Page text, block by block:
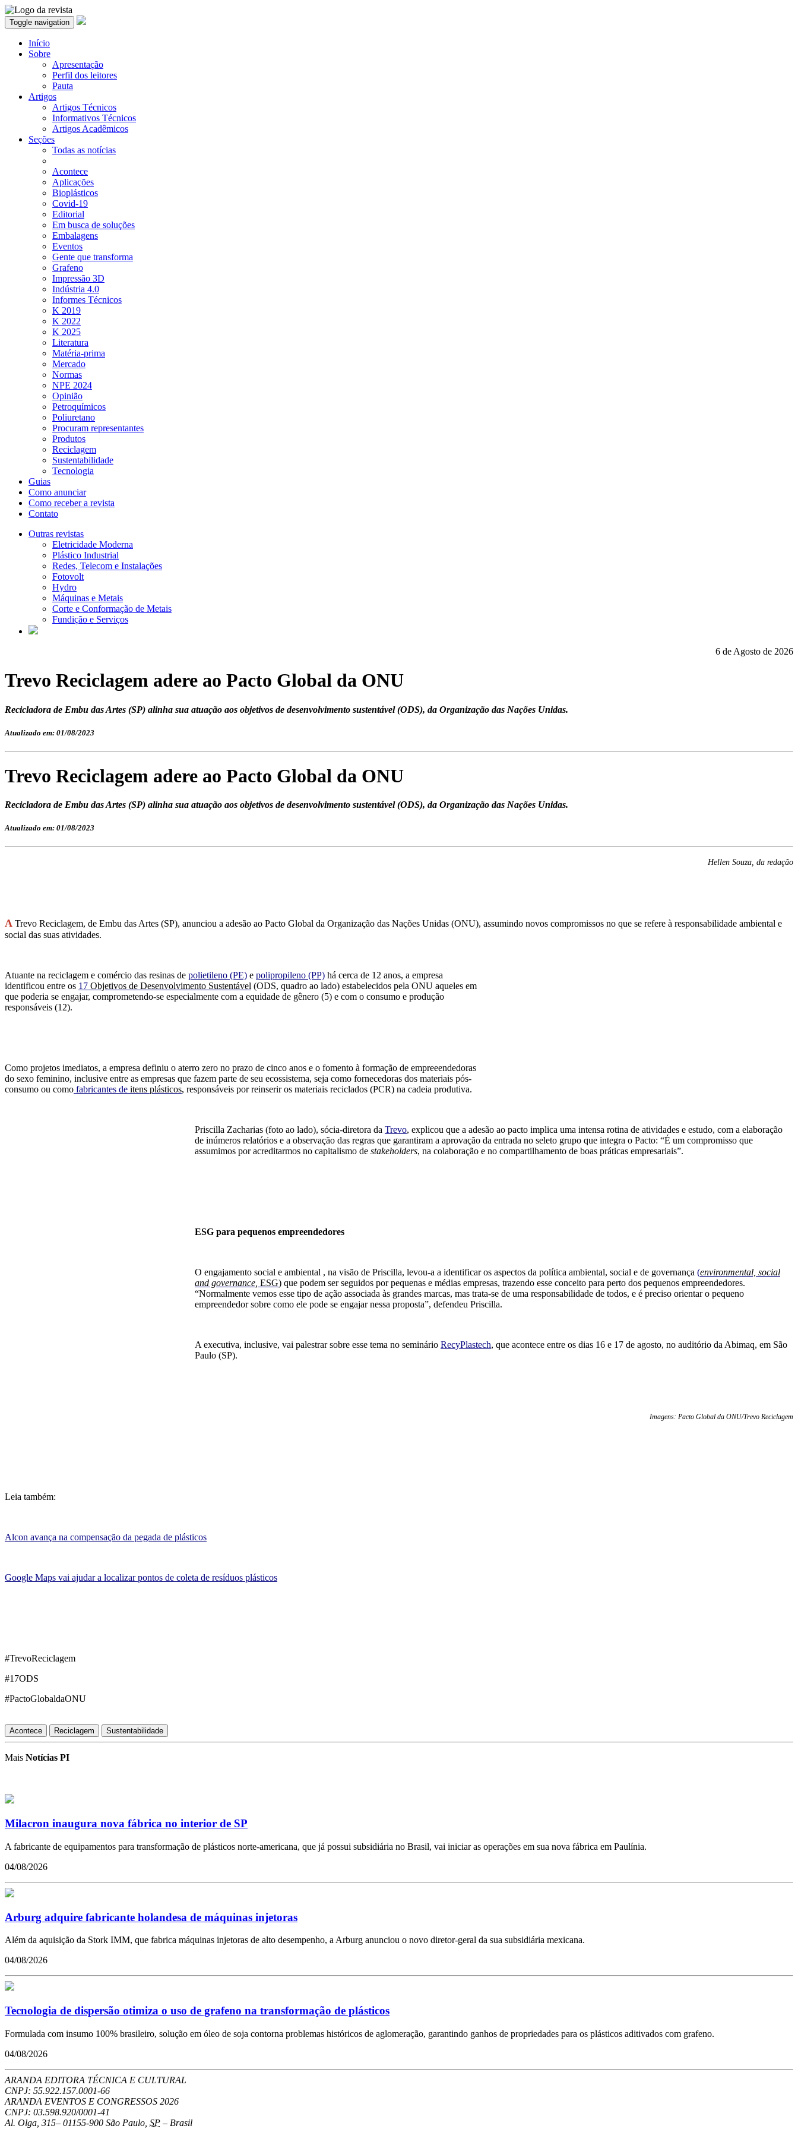
Toggle navigation
Início
Sobre
Apresentação
Perfil dos leitores
Pauta
Artigos
Artigos Técnicos
Informativos Técnicos
Artigos Acadêmicos
Seções
Todas as notícias
Acontece
Aplicações
Bioplásticos
Covid-19
Editorial
Em busca de soluções
Embalagens
Eventos
Gente que transforma
Grafeno
Impressão 3D
Indústria 4.0
Informes Técnicos
K 2019
K 2022
K 2025
Literatura
Matéria-prima
Mercado
Normas
NPE 2024
Opinião
Petroquímicos
Poliuretano
Procuram representantes
Produtos
Reciclagem
Sustentabilidade
Tecnologia
Guias
Como anunciar
Como receber a revista
Contato
Outras revistas
Eletricidade Moderna
Plástico Industrial
Redes, Telecom e Instalações
Fotovolt
Hydro
Máquinas e Metais
Corte e Conformação de Metais
Fundição e Serviços
6 de Agosto de 2026
Trevo Reciclagem adere ao Pacto Global da ONU
Recicladora de Embu das Artes (SP) alinha sua atuação aos objetivos de desenvolvimento sustentável (ODS), da Organização das Nações Unidas.
Atualizado em: 01/08/2023
Trevo Reciclagem adere ao Pacto Global da ONU
Recicladora de Embu das Artes (SP) alinha sua atuação aos objetivos de desenvolvimento sustentável (ODS), da Organização das Nações Unidas.
Atualizado em: 01/08/2023
Hellen Souza, da redação
A Trevo Reciclagem, de Embu das Artes (SP), anunciou a adesão ao Pacto Global da Organização das Nações Unidas (ONU), assumindo novos compromissos no que se refere à responsabilidade ambiental e
social das suas atividades.
Atuante na reciclagem e comércio das resinas de polietileno (PE) e polipropileno (PP) há cerca de 12 anos, a empresa
identificou entre os 17 Objetivos de Desenvolvimento Sustentável (ODS, quadro ao lado) estabelecidos pela ONU aqueles em
que poderia se engajar, comprometendo-se especialmente com a equidade de gênero (5) e com o consumo e produção
responsáveis (12).
Como projetos imediatos, a empresa definiu o aterro zero no prazo de cinco anos e o fomento à formação de empreeendedoras
do sexo feminino, inclusive entre as empresas que fazem parte de seu ecossistema, seja como fornecedoras dos materiais pós-
consumo ou como fabricantes de itens plásticos, responsáveis por reinserir os materiais reciclados (PCR) na cadeia produtiva.
Priscilla Zacharias (foto ao lado), sócia-diretora da Trevo, explicou que a adesão ao pacto implica uma intensa rotina de atividades e estudo, com a elaboração
de inúmeros relatórios e a observação das regras que garantiram a aprovação da entrada no seleto grupo que integra o Pacto: “É um compromisso que
assumimos por acreditarmos no capitalismo de stakeholders, na colaboração e no compartilhamento de boas práticas empresariais”.
ESG para pequenos empreendedores
O engajamento social e ambiental , na visão de Priscilla, levou-a a identificar os aspectos da política ambiental, social e de governança (environmental, social
and governance, ESG) que podem ser seguidos por pequenas e médias empresas, trazendo esse conceito para perto dos pequenos empreendedores.
“Normalmente vemos esse tipo de ação associada às grandes marcas, mas trata-se de uma responsabilidade de todos, e é preciso orientar o pequeno
empreendedor sobre como ele pode se engajar nessa proposta”, defendeu Priscilla.
A executiva, inclusive, vai palestrar sobre esse tema no seminário RecyPlastech, que acontece entre os dias 16 e 17 de agosto, no auditório da Abimaq, em São
Paulo (SP).
Imagens: Pacto Global da ONU/Trevo Reciclagem
Leia também:
Alcon avança na compensação da pegada de plásticos
Google Maps vai ajudar a localizar pontos de coleta de resíduos plásticos
#TrevoReciclagem
#17ODS
#PactoGlobaldaONU
Acontece Reciclagem Sustentabilidade
Mais Notícias PI
Milacron inaugura nova fábrica no interior de SP
A fabricante de equipamentos para transformação de plásticos norte-americana, que já possui subsidiária no Brasil, vai iniciar as operações em sua nova fábrica em Paulínia.
04/08/2026
Arburg adquire fabricante holandesa de máquinas injetoras
Além da aquisição da Stork IMM, que fabrica máquinas injetoras de alto desempenho, a Arburg anunciou o novo diretor-geral da sua subsidiária mexicana.
04/08/2026
Tecnologia de dispersão otimiza o uso de grafeno na transformação de plásticos
Formulada com insumo 100% brasileiro, solução em óleo de soja contorna problemas históricos de aglomeração, garantindo ganhos de propriedades para os plásticos aditivados com grafeno.
04/08/2026
ARANDA EDITORA TÉCNICA E CULTURAL
CNPJ: 55.922.157.0001-66
ARANDA EVENTOS E CONGRESSOS 2026
CNPJ: 03.598.920/0001-41
Al. Olga, 315– 01155-900 São Paulo SP – Brasil